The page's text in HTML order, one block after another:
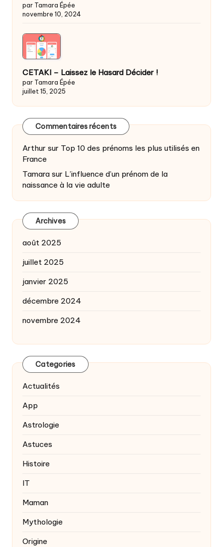
par Tamara Épée
novembre 10, 2024
CETAKI – Laissez le Hasard Décider !
par Tamara Épée
juillet 15, 2025
Commentaires récents
Arthur sur Top 10 des prénoms les plus utilisés en
France
Tamara sur L’influence d’un prénom de la
naissance à la vie adulte
Archives
août 2025
juillet 2025
janvier 2025
décembre 2024
novembre 2024
Categories
Actualités
App
Astrologie
Astuces
Histoire
IT
Maman
Mythologie
Origine